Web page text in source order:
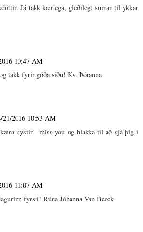
Já takk kærlega, gleðilegt sumar til ykkar
10:47 AM
takk fyrir góða síðu! Kv. Þóranna
21/2016 10:53 AM
kæra systir , miss you og hlakka til að sjá þig í
11:07 AM
fyrsti! Rúna Jóhanna Van Beeck